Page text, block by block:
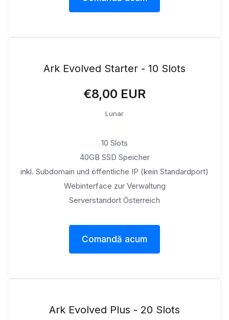
Ark Evolved Starter - 10 Slots
€8,00 EUR
Lunar
10 Slots
40GB SSD Speicher
inkl. Subdomain und öffentliche IP (kein Standardport)
Webinterface zur Verwaltung
Serverstandort Österreich
Comandă acum
Ark Evolved Plus - 20 Slots